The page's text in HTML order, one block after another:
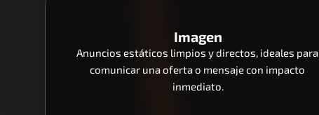
Imagen
Anuncios estáticos limpios y directos, ideales para
comunicar una oferta o mensaje con impacto
inmediato.